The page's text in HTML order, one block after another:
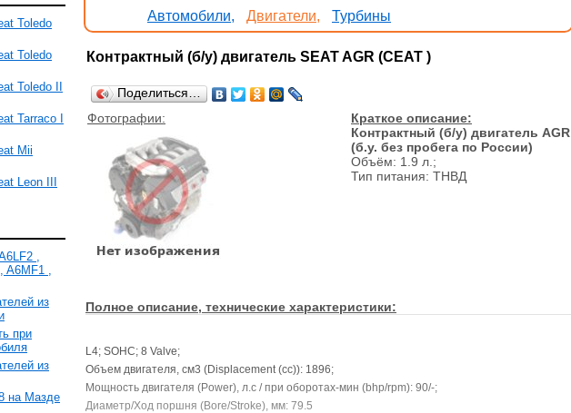
Toledo
Toledo
Toledo II
Tarraco I
Mii
Leon III
,
A6MF1 ,
из
при
из
на Мазде
Автомобили,
Двигатели, Турбины
Контрактный (б/у) двигатель SEAT AGR (СЕАТ )
Поделиться…
Фотографии:
Краткое описание:
Контрактный (б/у) двигатель AGR
(б.у. без пробега по России)
Объём: 1.9 л.;
Тип питания: ТНВД
Полное описание, технические характеристики:
L4; SOHC; 8 Valve;
Объем двигателя, см3 (Displacement (cc)): 1896;
Мощность двигателя (Power), л.с / при оборотах-мин (bhp/rpm): 90/-;
Диаметр/Ход поршня (Bore/Stroke), мм: 79.5